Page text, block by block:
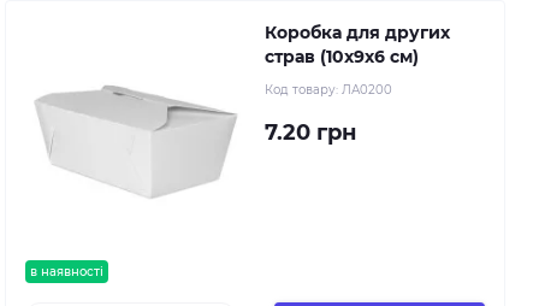
в наявності
Коробка для других
страв (10х9х6 см)
Код товару: ЛА0200
7.20 грн